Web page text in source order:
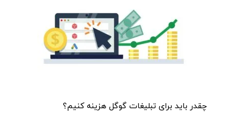
چقدر باید برای تبلیغات گوگل هزینه کنیم؟